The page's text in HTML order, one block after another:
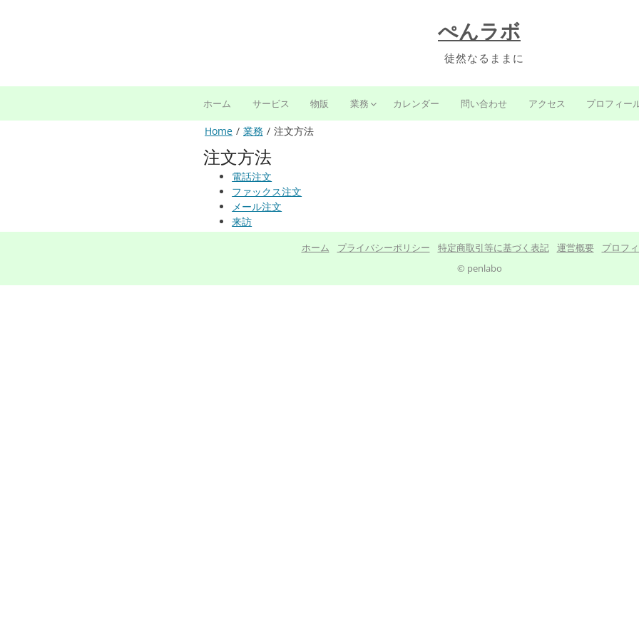
ぺんラボ
徒然なるままに
ホーム サービス 物販 業務 カレンダー 問い合わせ アクセス プロフィー
Home 業務 注文方法
注文方法
電話注文
ファックス注文
メール注文
来訪
ホーム プライバシーポリシー 特定商取引等に基づく表記 運営概要
プロフ
© penlabo